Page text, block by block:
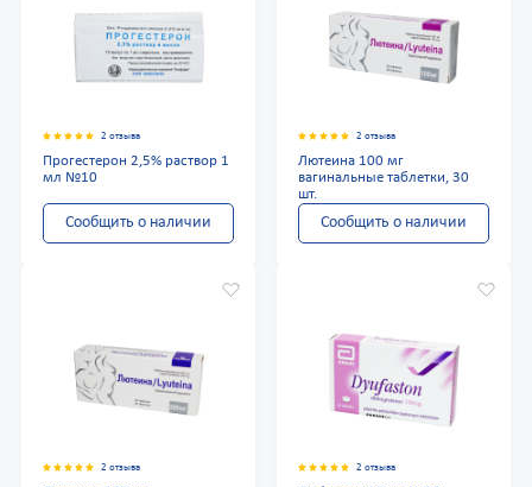
2 отзыва
Прогестерон 2,5% раствор 1
мл №10
Сообщить о наличии
2 отзыва
Лютеина 100 мг
вагинальные таблетки, 30
шт.
Сообщить о наличии
2 отзыва 2 отзыва